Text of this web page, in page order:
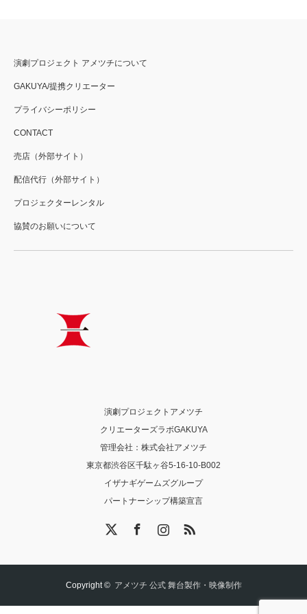
演劇プロジェクト アメツチについて
GAKUYA/提携クリエーター
プライバシーポリシー
CONTACT
売店（外部サイト）
配信代行（外部サイト）
プロジェクターレンタル
協賛のお願いについて
演劇プロジェクトアメツチ
クリエーターズラボGAKUYA
管理会社：株式会社アメツチ
東京都渋谷区千駄ヶ谷5-16-10-B002
イザナギゲームズグループ
パートナーシップ構築宣言
Copyright © アメツチ 公式 舞台製作・映像制作